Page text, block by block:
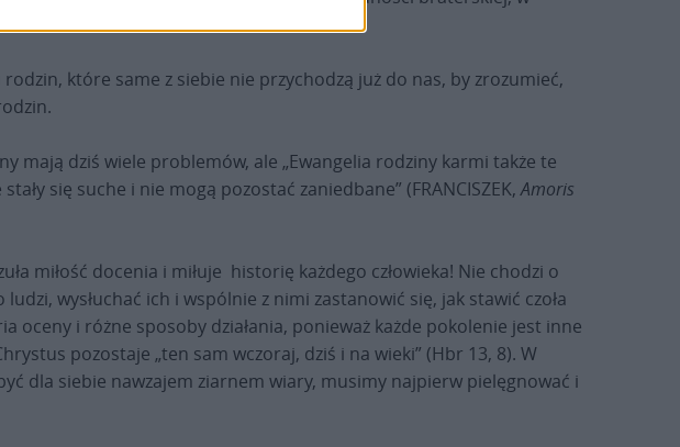
rodzin, które same z siebie nie przychodzą już do nas, by zrozumieć,
mają dziś wiele problemów, ale „Ewangelia rodziny karmi także te
się suche i nie mogą pozostać zaniedbane” (FRANCISZEK,Amoris
miłość docenia i miłuje historię każdego człowieka! Nie chodzi o
wysłuchać ich i wspólnie z nimi zastanowić się, jak stawić czoła
i różne sposoby działania, ponieważ każde pokolenie jest inne
pozostaje „ten sam wczoraj, dziś i na wieki” (Hbr 13, 8). W
dla siebie nawzajem ziarnem wiary, musimy najpierw pielęgnować i